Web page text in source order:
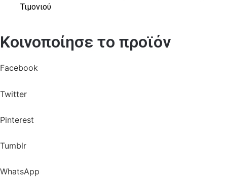
Τιμονιού
Κοινοποίησε το προϊόν
Facebook
Twitter
Pinterest
Tumblr
WhatsApp